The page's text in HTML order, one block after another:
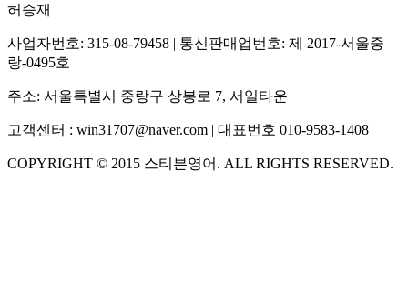
허승재
사업자번호: 315-08-79458 | 통신판매업번호: 제 2017-서울중
랑-0495호
주소: 서울특별시 중랑구 상봉로 7, 서일타운
고객센터 : win31707@naver.com | 대표번호 010-9583-1408
COPYRIGHT © 2015 스티븐영어 . ALL RIGHTS RESERVED.